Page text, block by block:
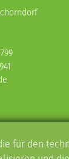
für den